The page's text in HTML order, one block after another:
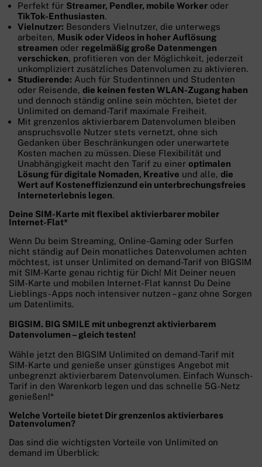
Perfekt für Streamer, Pendler, mobile Workeroder
TikTok-Enthusiasten.
Vielnutzer: Besonders Vielnutzer, die unterwegs
arbeiten, Musik oder Videos in hoher Auflösung
streamen oder regelmäßig große Datenmengen
verschicken, profitieren von der Möglichkeit, jederzeit
unkompliziert zusätzliches Datenvolumen zu aktivieren.
Studierende: Auch für Studentinnen und Studenten
oder Reisende, die keinen festen WLAN-Zugang haben
und dennoch ständig online sein möchten, bietet der
Unlimited on demand-Tarif maximale Freiheit.
Mit grenzenlos aktivierbarem Datenvolumen bleiben
anspruchsvolle Nutzer stets vernetzt, ohne sich
Gedanken über Beschränkungen oder unerwartete
Kosten machen zu müssen. Diese Flexibilität und
Unabhängigkeit macht den Tarif zu einer optimalen
Lösung für digitale Nomaden, Kreative und alle, die
Wert auf Kosteneffizienzund ein unterbrechungsfreies
Interneterlebnis legen.
Deine SIM-Karte mit flexibel aktivierbarer mobiler
Internet-Flat*
Wenn Du beim Streaming, Online-Gaming oder Surfen
nicht ständig auf Dein monatliches Datenvolumen achten
möchtest, ist unser Unlimited on demand-Tarif von BIGSIM
mit SIM-Karte genau richtig für Dich! Mit Deiner neuen
SIM-Karte und mobilen Internet-Flat kannst Du Deine
Lieblings-Apps noch intensiver nutzen – ganz ohne Sorgen
um Datenlimits.
BIGSIM. BIG SMILE mit unbegrenzt aktivierbarem
Datenvolumen – gleich testen!
Wähle jetzt den BIGSIM Unlimited on demand-Tarif mit
SIM-Karte und genieße unser günstiges Angebot mit
unbegrenzt aktivierbarem Datenvolumen. Einfach Wunsch-
Tarif in den Warenkorb legen und das schnelle 5G-Netz
genießen!*
Welche Vorteile bietet Dir grenzenlos aktivierbares
Datenvolumen?
Das sind die wichtigsten Vorteile von Unlimited on
demand im Überblick: